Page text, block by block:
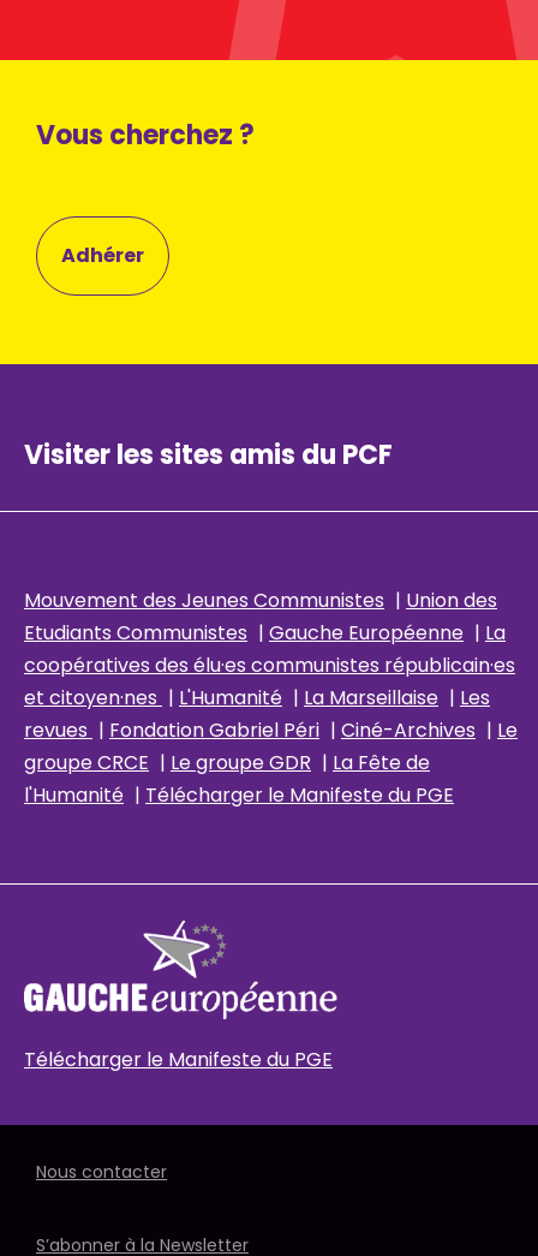
Vous cherchez ?
Adhérer
Visiter les sites amis du PCF
Mouvement des Jeunes Communistes | Union des
Etudiants Communistes | Gauche Européenne | La
coopératives des élu·es communistes républicain·es
et citoyen·nes | L'Humanité | La Marseillaise | Les
revues | Fondation Gabriel Péri | Ciné-Archives | Le
groupe CRCE | Le groupe GDR | La Fête de
l'Humanité | Télécharger le Manifeste du PGE
Télécharger le Manifeste du PGE
Nous contacter
S’abonner à la Newsletter